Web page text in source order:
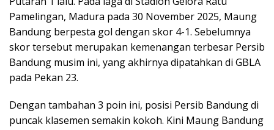
Pamelingan, Madura pada 30 November 2025, Maung
Bandung berpesta gol dengan skor 4-1. Sebelumnya
skor tersebut merupakan kemenangan terbesar Persib
Bandung musim ini, yang akhirnya dipatahkan di GBLA
pada Pekan 23.
Dengan tambahan 3 poin ini, posisi Persib Bandung di
puncak klasemen semakin kokoh. Kini Maung Bandung